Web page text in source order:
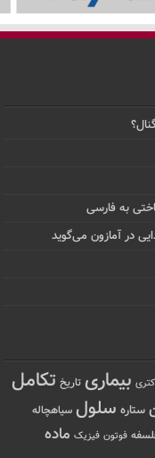
به فارسی
در آمازون می‌گوید
بیماری تاریخ تکامل
ستاره سلول سیاهچاله
فوتون فیزیک ماده